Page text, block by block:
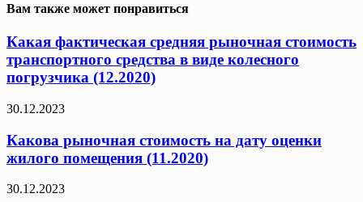
Вам также может понравиться
Какая фактическая средняя рыночная стоимость
транспортного средства в виде колесного
погрузчика (12.2020)
30.12.2023
Какова рыночная стоимость на дату оценки
жилого помещения (11.2020)
30.12.2023